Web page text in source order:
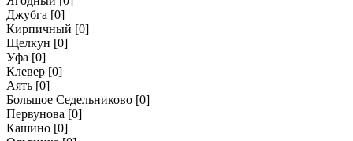
Джубга [0]
Кирпичный [0]
Щелкун [0]
Уфа [0]
Клевер [0]
Аять [0]
Большое Седельниково [0]
Первунова [0]
Кашино [0]